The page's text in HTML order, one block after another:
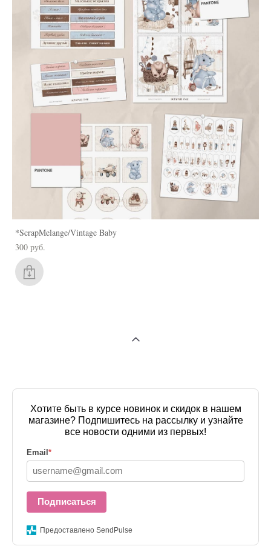
*ScrapMelange/Vintage Baby
300 pуб.
Хотите быть в курсе новинок и скидок в нашем
магазине? Подпишитесь на рассылку и узнайте
все новости одними из первых!
Email*
Подписаться
Предоставлено SendPulse